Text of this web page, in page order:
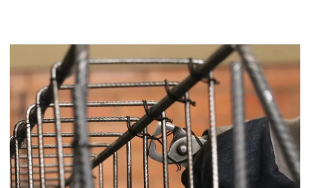
Barra redonda
Barra de vergalhão
Barra de vergalhão 3 8
Cantoneira aço
Chapa fina frio